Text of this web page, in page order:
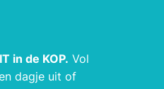
in de KOP. Vol
dagje uit of